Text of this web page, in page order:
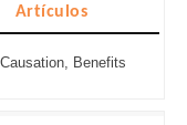
Artículos
Benefits